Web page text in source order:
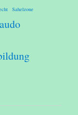
Sahelzone